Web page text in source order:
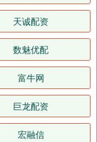
天诚配资
数魅优配
富牛网
巨龙配资
宏融信